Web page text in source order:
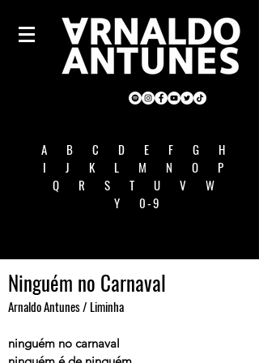
A B C D E F G
H
I
J K L M N O
P
Q
R S T U V
W
Y
0-9
Ninguém no Carnaval
Arnaldo Antunes / Liminha
ninguém no carnaval